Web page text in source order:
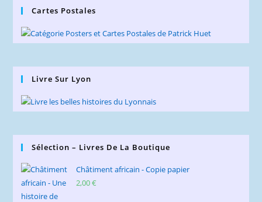
Cartes Postales
Livre Sur Lyon
Sélection – Livres De La Boutique
Châtiment africain - Copie papier
2,00€